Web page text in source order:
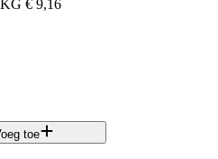
KG € 9,16
toe